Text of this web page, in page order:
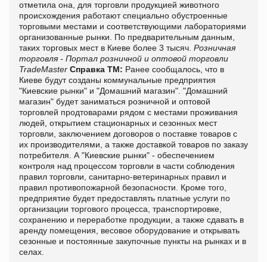
отметила она, для торговли продукцией животного
происхождения работают специально обустроенные
торговыми местами и соответствующими лабораториями
организованные рынки. По предварительным данным,
таких торговых мест в Киеве более 3 тысяч. Розничная
торговля - Портал розничной и оптовой торговли
TradeMaster Справка ТМ: Ранее сообщалось, что в
Киеве будут созданы коммунальные предприятия
"Киевские рынки" и "Домашний магазин". "Домашний
магазин" будет заниматься розничной и оптовой
торговлей продтоварами рядом с местами проживания
людей, открытием стационарных и сезонных мест
торговли, заключением договоров о поставке товаров с
их производителями, а также доставкой товаров по заказу
потребителя. А "Киевские рынки" - обеспечением
контроля над процессом торговли в части соблюдения
правил торговли, санитарно-ветеринарных правил и
правил противопожарной безопасности. Кроме того,
предприятие будет предоставлять платные услуги по
организации торгового процесса, транспортировке,
сохранению и переработке продукции, а также сдавать в
аренду помещения, весовое оборудование и открывать
сезонные и постоянные закупочные пункты на рынках и в
селах.